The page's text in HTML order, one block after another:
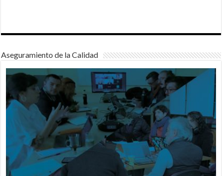
Aseguramiento de la Calidad